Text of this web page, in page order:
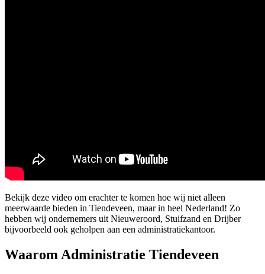
Bekijk deze video om erachter te komen hoe wij niet alleen
meerwaarde bieden in Tiendeveen, maar in heel Nederland! Zo
hebben wij ondernemers uit Nieuweroord, Stuifzand en Drijber
bijvoorbeeld ook geholpen aan een administratiekantoor.
Waarom Administratie Tiendeveen